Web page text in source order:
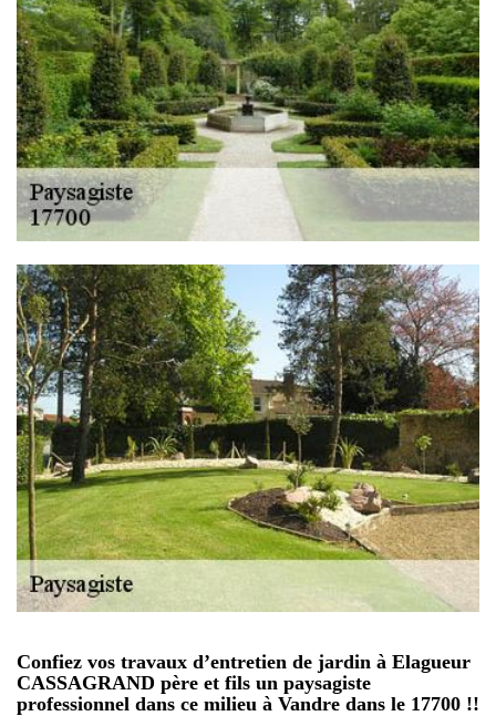
Confiez vos travaux d’entretien de jardin à Elagueur
CASSAGRAND père et fils un paysagiste
professionnel dans ce milieu à Vandre dans le 17700 !!